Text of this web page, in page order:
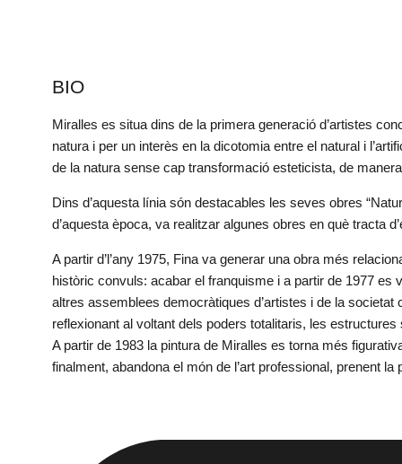
BIO
Miralles es situa dins de la primera generació d’artistes
natura i per un interès en la dicotomia entre el natural i
de la natura sense cap transformació esteticista, de
Dins d’aquesta línia són destacables les seves obres
d’aquesta època, va realitzar algunes obres en què tracta
A partir d’l’any 1975, Fina va generar una obra més
històric convuls: acabar el franquisme i a partir de 1977
altres assemblees democràtiques d’artistes i de la
reflexionant al voltant dels poders totalitaris, les
A partir de 1983 la pintura de Miralles es torna més
finalment, abandona el món de l’art professional, prenent